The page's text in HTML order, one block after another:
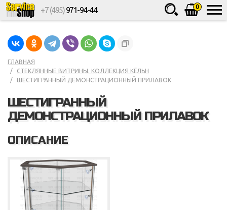
0
+7 (495)971-94-44
ГЛАВНАЯ
СТЕКЛЯННЫЕ ВИТРИНЫ. КОЛЛЕКЦИЯ КЁЛЬН
ШЕСТИГРАННЫЙ ДЕМОНСТРАЦИОННЫЙ ПРИЛАВОК
ШЕСТИГРАННЫЙ
ДЕМОНСТРАЦИОННЫЙ ПРИЛАВОК
ОПИСАНИЕ